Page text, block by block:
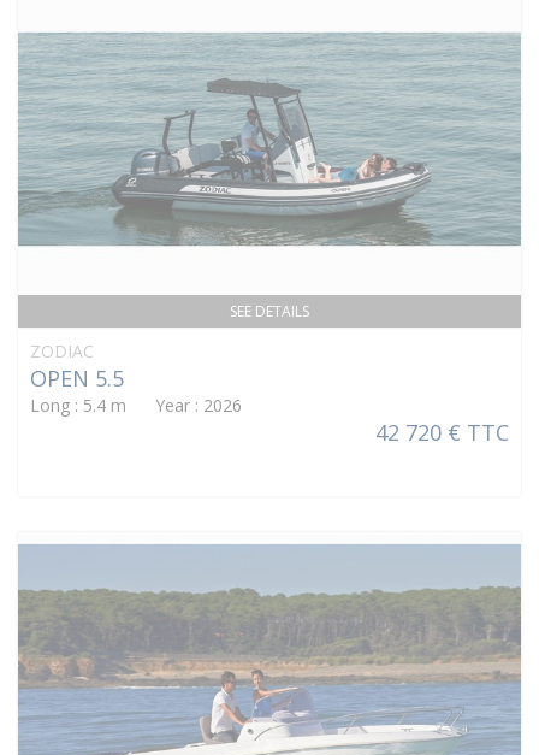
SEE DETAILS
ZODIAC
OPEN 5.5
Long : 5.4 m Year : 2026
42 720 € TTC